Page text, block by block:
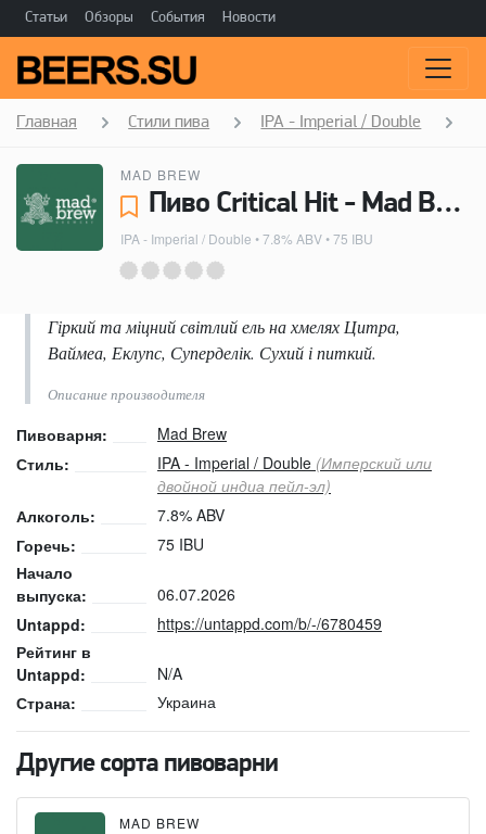
Статьи Обзоры События Новости
Главная Стили пива IPA - Imperial / Double
MAD BREW
Пиво Critical Hit - Mad Brew
IPA - Imperial / Double • 7.8% ABV • 75 IBU
Гіркий та міцний світлий ель на хмелях Цитра,
Ваймеа, Еклупс, Суперделік. Сухий і питкий.
Описание производителя
Пивоварня:
Mad Brew
Стиль:
IPA - Imperial / Double (Имперский или
двойной индиа пейл-эл)
Алкоголь:
7.8% ABV
Горечь:
75 IBU
Начало
выпуска:
06.07.2026
Untappd:
https://untappd.com/b/-/6780459
Рейтинг в
Untappd:
N/A
Страна:
Украина
Другие сорта пивоварни
MAD BREW